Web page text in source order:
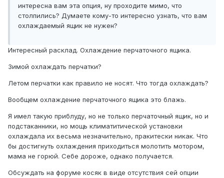
интересна вам эта опция, ну проходите мимо, что
столпились? Думаете кому-то интересно узнать, что вам
охлаждаемый ящик не нужен?
Интересный расклад. Охлаждение перчаточного ящика.
Зимой охлаждать перчатки?
Летом перчатки как правило не носят. Что тогда охлаждать?
Вообщем охлаждение перчаточного ящика это блажь.
Я имел такую приблуду, но не только перчаточный ящик, но и
подстаканники, но мощь климатитической установки
охлаждала их весьма незначительно, пракитески никак. Что
бы достигнуть охлаждения приходиться молотить мотором,
мама не горюй. Себе дороже, однако получается.
Обсуждать на форуме косяк в виде отсутствия сей опции